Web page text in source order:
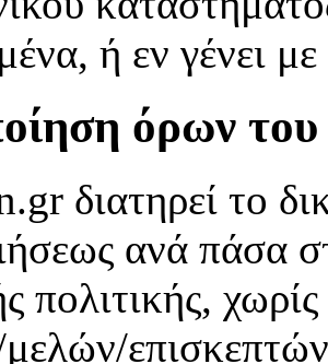
ή εν γένει
όρων του
διατηρεί το
ανά πάσα
πολιτικής,